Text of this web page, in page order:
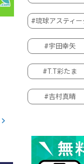
#琉球アスティー
#宇田幸矢
#T.T彩たま
#吉村真晴